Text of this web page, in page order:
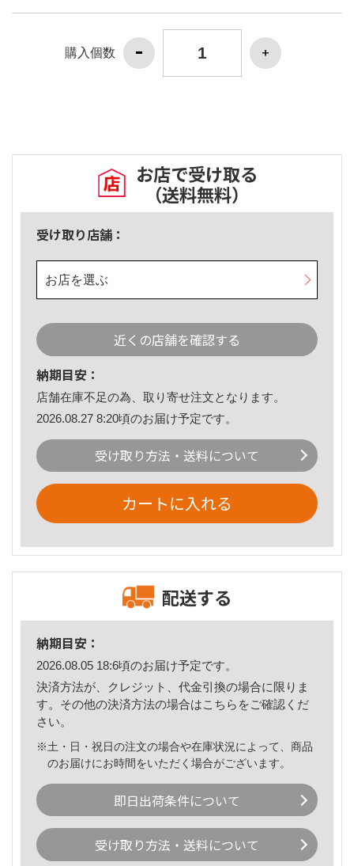
購入個数
お店で受け取る
（送料無料）
受け取り店舗：
お店を選ぶ
近くの店舗を確認する
納期目安：
店舗在庫不足の為、取り寄せ注文となります。
2026.08.27 8:20頃のお届け予定です。
受け取り方法・送料について
カートに入れる
配送する
納期目安：
2026.08.05 18:6頃のお届け予定です。
決済方法が、クレジット、代金引換の場合に限りま
す。その他の決済方法の場合はこちら をご確認くだ
さい。
※土・日・祝日の注文の場合や在庫状況によって、商品
のお届けにお時間をいただく場合がございます。
即日出荷条件について
受け取り方法・送料について